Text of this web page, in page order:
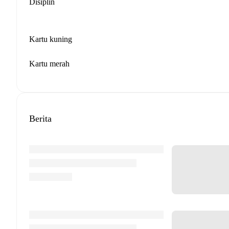
Disiplin
Kartu kuning
Kartu merah
Berita